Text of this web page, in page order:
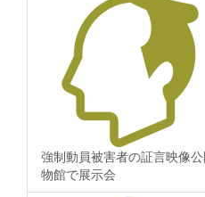
強制動員被害者の証言映像
物館で展示会